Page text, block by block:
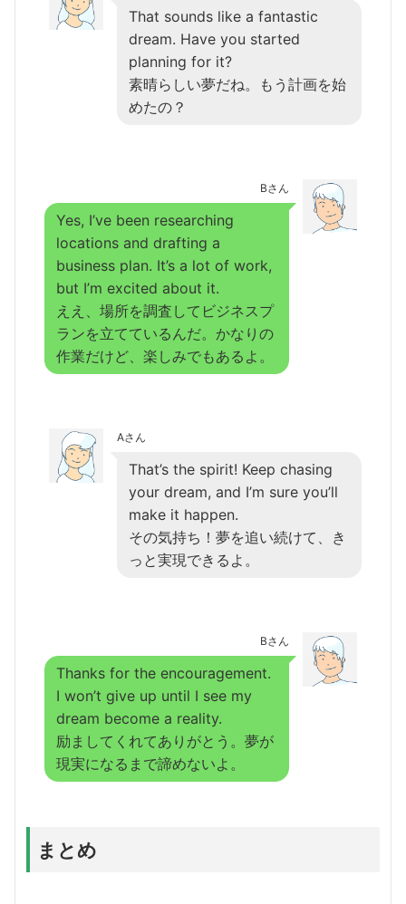
That sounds like a fantastic
dream. Have you started
planning for it?
素晴らしい夢だね。もう計画を始
めたの？
Bさん
Yes, I’ve been researching
locations and drafting a
business plan. It’s a lot of work,
but I’m excited about it.
ええ、場所を調査してビジネスプ
ランを立てているんだ。かなりの
作業だけど、楽しみでもあるよ。
Aさん
That’s the spirit! Keep chasing
your dream, and I’m sure you’ll
make it happen.
その気持ち！夢を追い続けて、き
っと実現できるよ。
Bさん
Thanks for the encouragement.
I won’t give up until I see my
dream become a reality.
励ましてくれてありがとう。夢が
現実になるまで諦めないよ。
まとめ